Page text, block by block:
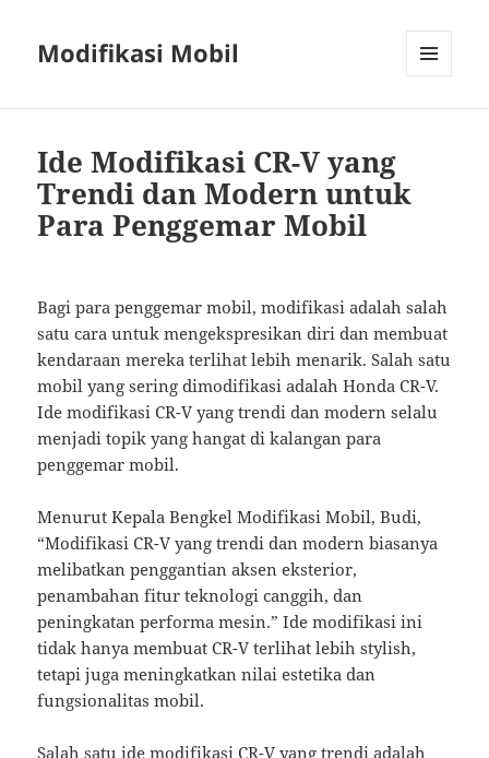
Modifikasi Mobil
Ide Modifikasi CR-V yang
Trendi dan Modern untuk
Para Penggemar Mobil
Bagi para penggemar mobil, modifikasi adalah salah
satu cara untuk mengekspresikan diri dan membuat
kendaraan mereka terlihat lebih menarik. Salah satu
mobil yang sering dimodifikasi adalah Honda CR-V.
Ide modifikasi CR-V yang trendi dan modern selalu
menjadi topik yang hangat di kalangan para
penggemar mobil.
Menurut Kepala Bengkel Modifikasi Mobil, Budi,
“Modifikasi CR-V yang trendi dan modern biasanya
melibatkan penggantian aksen eksterior,
penambahan fitur teknologi canggih, dan
peningkatan performa mesin.” Ide modifikasi ini
tidak hanya membuat CR-V terlihat lebih stylish,
tetapi juga meningkatkan nilai estetika dan
fungsionalitas mobil.
Salah satu ide modifikasi CR-V yang trendi adalah